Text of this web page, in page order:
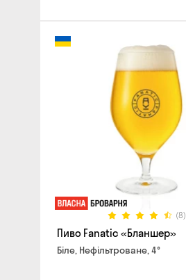
(8)
Пиво Fanatic «Бланшер»
Біле, Нефільтроване, 4°